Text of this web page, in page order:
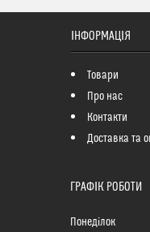
ІНФОРМАЦІЯ
Товари
Про нас
Контакти
Доставка та
ГРАФІК РОБОТИ
Понеділок